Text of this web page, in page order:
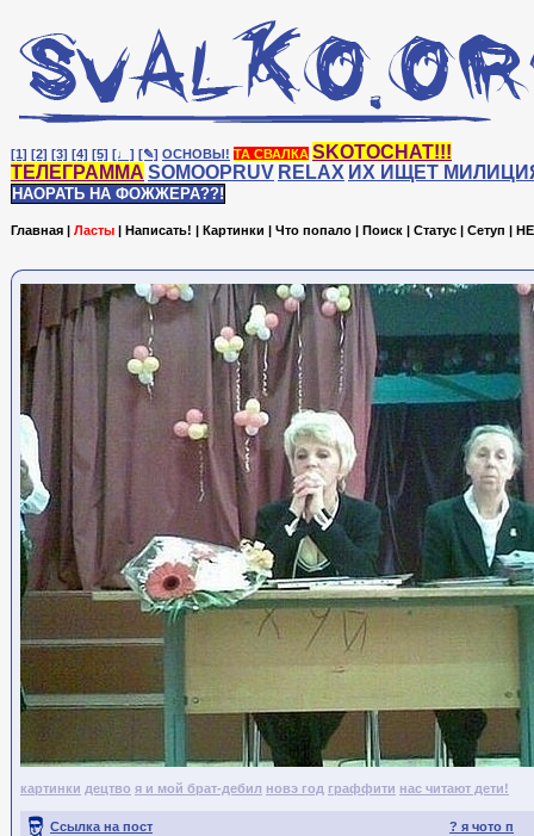
[1] [2] [3] [4] [5] [♩] [✎] ОСНОВЫ! ТА СВАЛКА SKOTOCHAT!!!
ТЕЛЕГРАММА SOMOOPRUV RELAX ИХ ИЩЕТ
НАОРАТЬ НА ФОЖЖЕРА??!
Главная | Ласты | Написать! | Картинки | Что попало | Поиск | Статус | Сетуп |
картинки децтво я и мой брат-дебил новэ год граффити нас читают дети!
? я чото п
Ссылка на пост